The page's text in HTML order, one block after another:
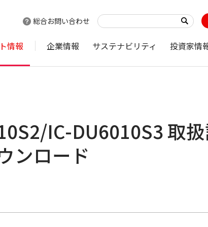
総合お問い合わせ
情報 企業情報 サステナビリティ 投資家情
IC-DU6010S3 取
ンロード